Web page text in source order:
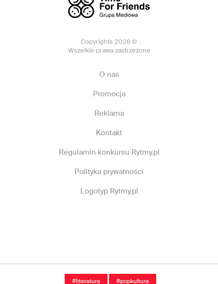
#literatura #popkultura
Copyrights 2026 ©
Wszelkie prawa zastrzeżone
O nas
Promocja
Reklama
Kontakt
Regulamin konkursu Rytmy.pl
Polityka prywatności
Logotyp Rytmy.pl